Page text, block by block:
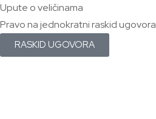
Upute o veličinama
Pravo na jednokratni raskid ugovora
RASKID UGOVORA